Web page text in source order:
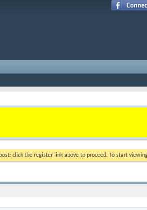
click the register link above to proceed. To start